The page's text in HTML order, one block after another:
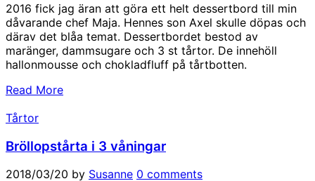
2016 fick jag äran att göra ett helt dessertbord till min
dåvarande chef Maja. Hennes son Axel skulle döpas och
därav det blåa temat. Dessertbordet bestod av
maränger, dammsugare och 3 st tårtor. De innehöll
hallonmousse och chokladfluff på tårtbotten.
Read More
Tårtor
Bröllopstårta i 3 våningar
2018/03/20 by Susanne 0 comments